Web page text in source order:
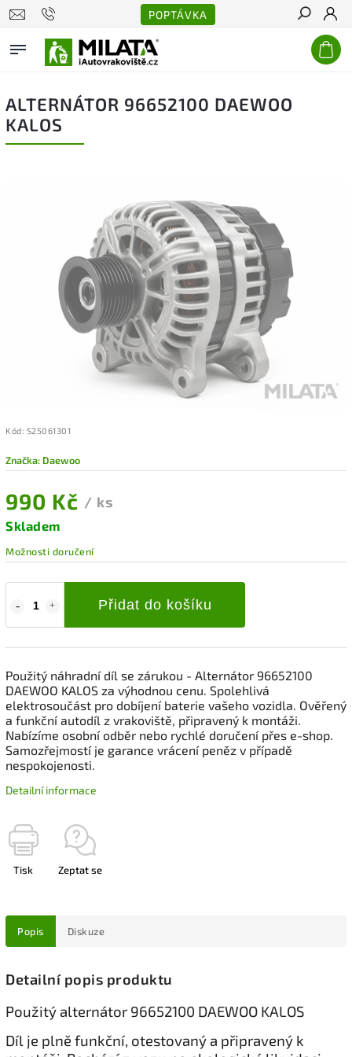
POPTÁVKA
Hledat
ALTERNÁTOR 96652100 DAEWOO
KALOS
Kód: S25061301
Značka: Daewoo
990 Kč / ks
Skladem
Možnosti doručení
Přidat do košíku
Použitý náhradní díl se zárukou - Alternátor 96652100
DAEWOO KALOS za výhodnou cenu. Spolehlivá
elektrosoučást pro dobíjení baterie vašeho vozidla. Ověřený
a funkční autodíl z vrakoviště, připravený k montáži.
Nabízíme osobní odběr nebo rychlé doručení přes e-shop.
Samozřejmostí je garance vrácení peněz v případě
nespokojenosti.
Detailní informace
Tisk Zeptat se
Popis Diskuze
Detailní popis produktu
Použitý alternátor 96652100 DAEWOO KALOS
Díl je plně funkční, otestovaný a připravený k